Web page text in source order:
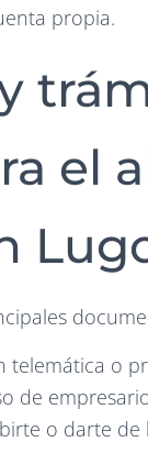
propia.
el
telemática o
de
o darte de